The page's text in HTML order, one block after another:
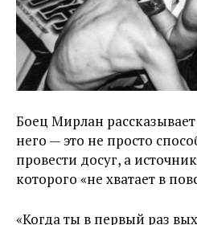
Боец Мирлан
него — это не просто
провести досуг, а
которого «не хватает в
«Когда ты в первый раз